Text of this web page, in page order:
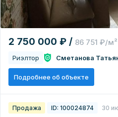
2 750 000 ₽ / 86 751 ₽/м²
Риэлтор Сметанова
Подробнее об объекте
Продажа ID: 100024874 30